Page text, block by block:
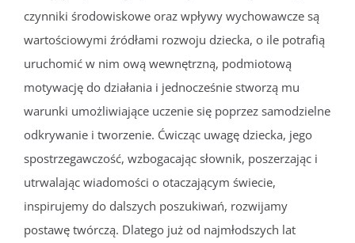
czynniki środowiskowe oraz wpływy wychowawcze są
wartościowymi źródłami rozwoju dziecka, o ile potrafią
uruchomić w nim ową wewnętrzną, podmiotową
motywację do działania i jednocześnie stworzą mu
warunki umożliwiające uczenie się poprzez samodzielne
odkrywanie i tworzenie. Ćwicząc uwagę dziecka, jego
spostrzegawczość, wzbogacając słownik, poszerzając i
utrwalając wiadomości o otaczającym świecie,
inspirujemy do dalszych poszukiwań, rozwijamy
postawę twórczą. Dlatego już od najmłodszych lat